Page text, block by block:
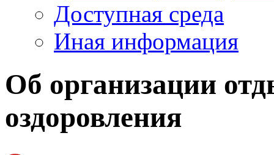
Доступная среда
Иная информация
Об организации
оздоровления